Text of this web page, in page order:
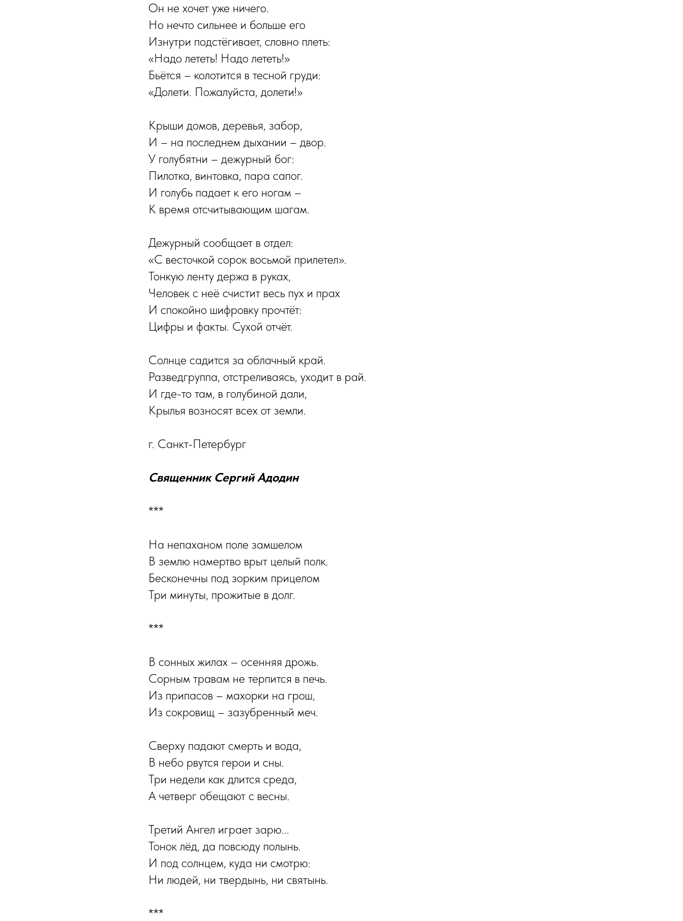
Он не хочет уже ничего.
Но нечто сильнее и больше его
Изнутри подстёгивает, словно плеть:
«Надо лететь! Надо лететь!»
Бьётся – колотится в тесной груди:
«Долети. Пожалуйста, долети!»
Крыши домов, деревья, забор,
И – на последнем дыхании – двор.
У голубятни – дежурный бог:
Пилотка, винтовка, пара сапог.
И голубь падает к его ногам –
К время отсчитывающим шагам.
Дежурный сообщает в отдел:
«С весточкой сорок восьмой прилетел».
Тонкую ленту держа в руках,
Человек с неё счистит весь пух и прах
И спокойно шифровку прочтёт:
Цифры и факты. Сухой отчёт.
Солнце садится за облачный край.
Разведгруппа, отстреливаясь, уходит в рай.
И где-то там, в голубиной дали,
Крылья возносят всех от земли.
г. Санкт-Петербург
Священник Сергий Адодин
***
На непаханом поле замшелом
В землю намертво врыт целый полк.
Бесконечны под зорким прицелом
Три минуты, прожитые в долг.
***
В сонных жилах – осенняя дрожь.
Сорным травам не терпится в печь.
Из припасов – махорки на грош,
Из сокровищ – зазубренный меч.
Сверху падают смерть и вода,
В небо рвутся герои и сны.
Три недели как длится среда,
А четверг обещают с весны.
Третий Ангел играет зарю...
Тонок лёд, да повсюду полынь.
И под солнцем, куда ни смотрю:
Ни людей, ни твердынь, ни святынь.
***